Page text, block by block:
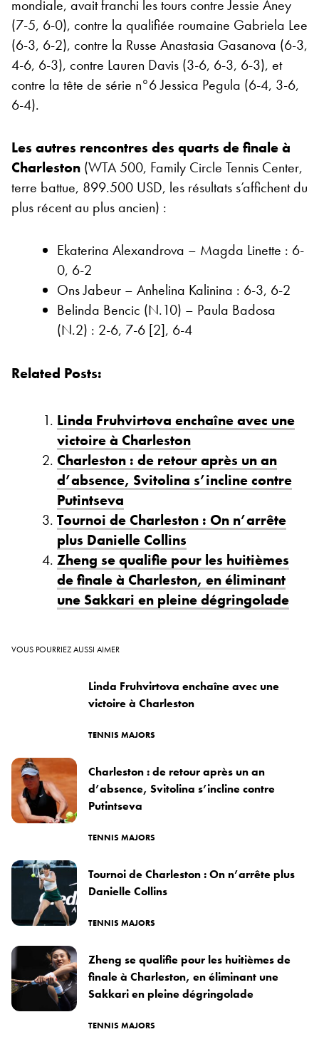
mondiale, avait franchi les tours contre Jessie Aney
(7-5, 6-0), contre la qualifiée roumaine Gabriela Lee
(6-3, 6-2), contre la Russe Anastasia Gasanova (6-3,
4-6, 6-3), contre Lauren Davis (3-6, 6-3, 6-3), et
contre la tête de série n°6 Jessica Pegula (6-4, 3-6,
6-4).
Les autres rencontres des quarts de finale à
Charleston (WTA 500, Family Circle Tennis Center,
terre battue, 899.500 USD, les résultats s’affichent du
plus récent au plus ancien) :
Ekaterina Alexandrova – Magda Linette : 6-
0, 6-2
Ons Jabeur – Anhelina Kalinina : 6-3, 6-2
Belinda Bencic (N.10) – Paula Badosa
(N.2) : 2-6, 7-6 [2], 6-4
Related Posts:
Linda Fruhvirtova enchaîne avec une
victoire à Charleston
Charleston : de retour après un an
d’absence, Svitolina s’incline contre
Putintseva
Tournoi de Charleston : On n’arrête
plus Danielle Collins
Zheng se qualifie pour les huitièmes
de finale à Charleston, en éliminant
une Sakkari en pleine dégringolade
VOUS POURRIEZ AUSSI AIMER
Linda Fruhvirtova enchaîne avec une
victoire à Charleston
TENNIS MAJORS
Charleston : de retour après un an
d’absence, Svitolina s’incline contre
Putintseva
TENNIS MAJORS
Tournoi de Charleston : On n’arrête plus
Danielle Collins
TENNIS MAJORS
Zheng se qualifie pour les huitièmes de
finale à Charleston, en éliminant une
Sakkari en pleine dégringolade
TENNIS MAJORS